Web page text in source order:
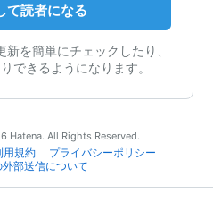
て読者になる
を簡単にチェックしたり、
できるようになります。
Hatena. All Rights Reserved.
用規約
プライバシーポリシー
部送信について